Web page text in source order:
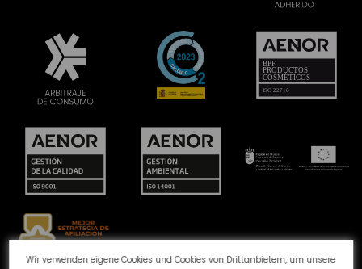
Wir verwenden eigene Cookies und Cookies von Drittanbietern, um unsere